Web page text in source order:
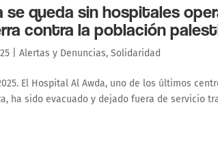
se queda sin hospitales
contra la población
|Alertas y Denuncias,Solidaridad
El Hospital Al Awda, uno de los últimos
ha sido evacuado y dejado fuera de servicio